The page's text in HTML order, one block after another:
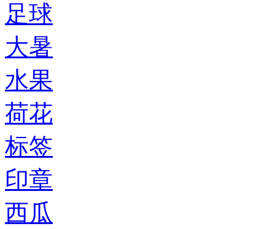
足球
大暑
水果
荷花
标签
印章
西瓜